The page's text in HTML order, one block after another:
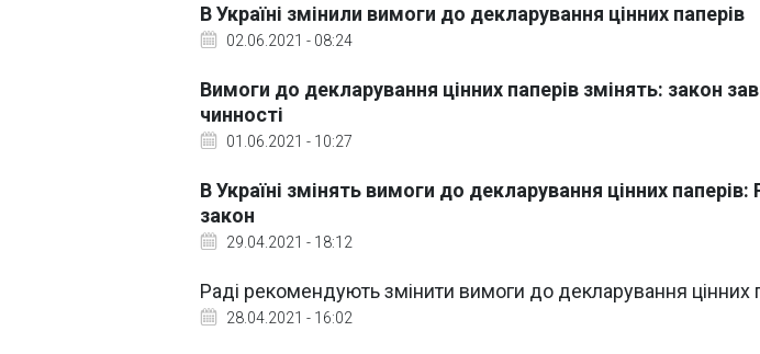
В Україні змінили вимоги до декларування цінних паперів
02.06.2021 - 08:24
Вимоги до декларування цінних паперів змінять: закон
чинності
01.06.2021 - 10:27
В Україні змінять вимоги до декларування цінних
закон
29.04.2021 - 18:12
Раді рекомендують змінити вимоги до декларування цінних
28.04.2021 - 16:02